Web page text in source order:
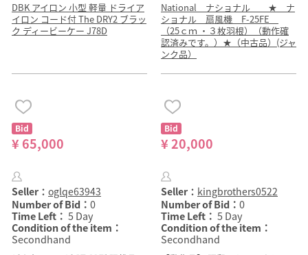
DBK アイロン 小型 軽量 ドライア
イロン コード付 The DRY2 ブラッ
ク ディービーケー J78D
National ナショナル ★ ナ
ショナル 扇風機 F-25FE
（25ｃｍ ・３枚羽根）（動作確
認済みです。）★（中古品）(ジャ
ンク品）
Bid
¥ 65,000
Seller： oglqe63943
Number of Bid： 0
Time Left： 5 Day
Condition of the item：
Secondhand
Bid
¥ 20,000
Seller： kingbrothers0522
Number of Bid： 0
Time Left： 5 Day
Condition of the item：
Secondhand